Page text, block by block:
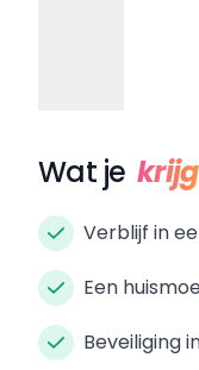
Wat je
Verblijf in
Een
Beveiliging